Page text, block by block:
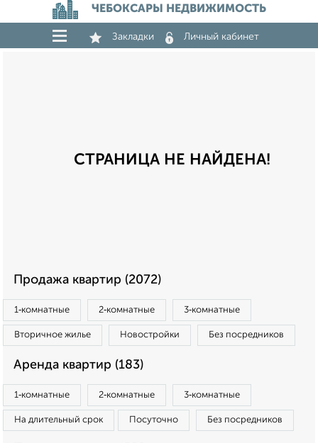
ЧЕБОКСАРЫ НЕДВИЖИМОСТЬ
Закладки Личный кабинет
СТРАНИЦА НЕ НАЙДЕНА!
Продажа квартир (2072)
1‑комнатные 2‑комнатные 3‑комнатные
Вторичное жилье Новостройки Без посредников
Аренда квартир (183)
1‑комнатные 2‑комнатные 3‑комнатные
На длительный срок Посуточно Без посредников